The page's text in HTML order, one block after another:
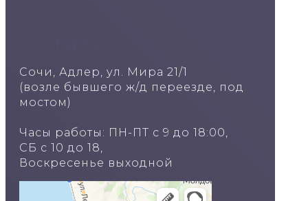
Сочи, Адлер, ул. Мира 21/1
(возле бывшего ж/д переезде, под
мостом)
Часы работы: ПН-ПТ с 9 до 18:00,
СБ с 10 до 18,
Воскресенье выходной